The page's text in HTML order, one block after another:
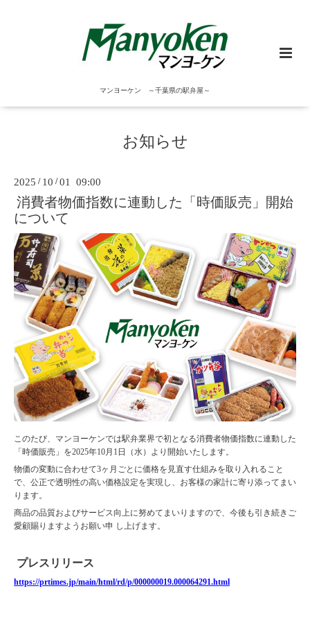
マンヨーケン ～千葉県の駅弁屋～
お知らせ
2025 / 10 /01 09:00
消費者物価指数に連動した「時価販売」開始
について
このたび、マンヨーケンでは駅弁業界で初となる消費者物価指数に連動した
「時価販売」を2025年10月1日（水）より開始いたします。
物価の変動に合わせて3ヶ月ごとに価格を見直す仕組みを取り入れること
で、公正で透明性の高い価格設定を実現し、お客様の家計に寄り添ってまい
ります。
商品の品質およびサービス向上に努めてまいりますので、今後も引き続きご
愛顧賜りますようお願い申 し上げます。
プレスリリース
https://prtimes.jp/main/html/rd/p/000000019.000064291.html